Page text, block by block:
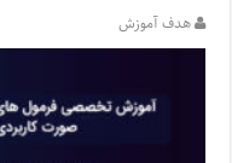
هدف آموزش